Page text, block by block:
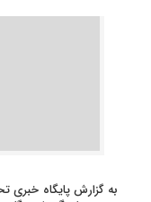
به گزارش پایگاه خبری